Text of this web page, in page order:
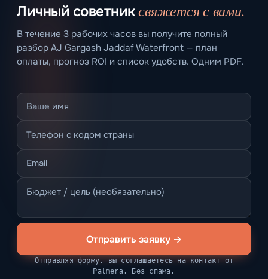
Личный советниксвяжется с вами.
В течение 3 рабочих часов вы получите полный
разбор AJ Gargash Jaddaf Waterfront — план
оплаты, прогноз ROI и список удобств. Одним PDF.
Отправить заявку →
Отправляя форму, вы соглашаетесь на контакт от
Palmera. Без спама.